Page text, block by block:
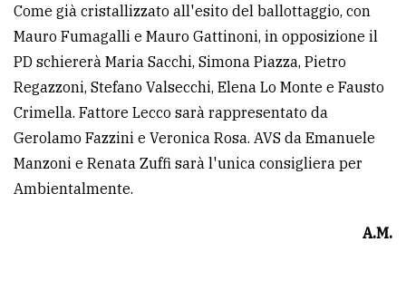
Come già cristallizzato all'esito del ballottaggio, con
Mauro Fumagalli e Mauro Gattinoni, in opposizione il
PD schiererà Maria Sacchi, Simona Piazza, Pietro
Regazzoni, Stefano Valsecchi, Elena Lo Monte e Fausto
Crimella. Fattore Lecco sarà rappresentato da
Gerolamo Fazzini e Veronica Rosa. AVS da Emanuele
Manzoni e Renata Zuffi sarà l'unica consigliera per
Ambientalmente.
A.M.